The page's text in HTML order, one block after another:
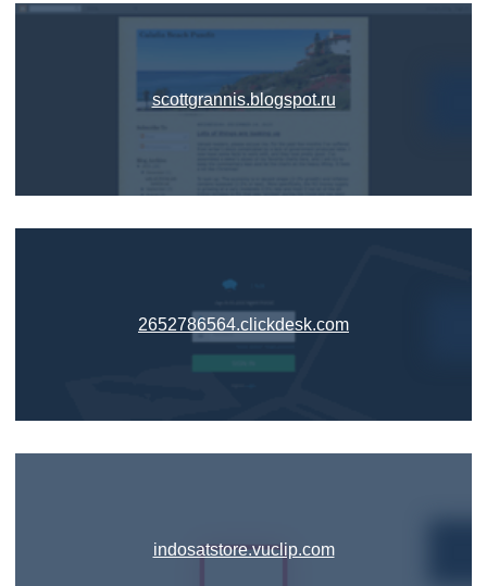
scottgrannis.blogspot.ru
2652786564.clickdesk.com
indosatstore.vuclip.com